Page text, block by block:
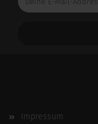
E-
Impressum